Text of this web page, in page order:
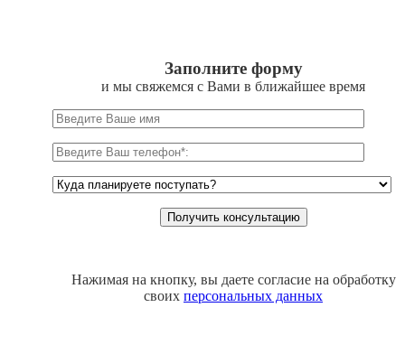
Заполните форму
и мы свяжемся с Вами в ближайшее время
Нажимая на кнопку, вы даете согласие на обработку
своих персональных данных